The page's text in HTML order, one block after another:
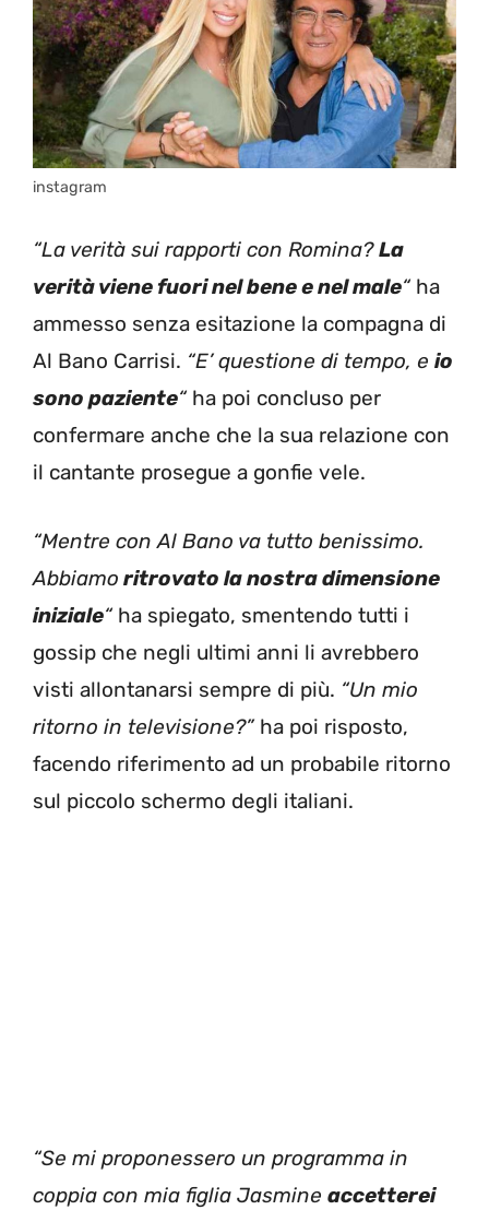
instagram
“La verità sui rapporti con Romina?La
verità viene fuori nel bene e nel male“ ha
ammesso senza esitazione la compagna di
Al Bano Carrisi. “E’ questione di tempo, e io
sono paziente“ ha poi concluso per
confermare anche che la sua relazione con
il cantante prosegue a gonfie vele.
“Mentre con Al Bano va tutto benissimo.
Abbiamo ritrovato la nostra dimensione
iniziale“ ha spiegato, smentendo tutti i
gossip che negli ultimi anni li avrebbero
visti allontanarsi sempre di più. “Un mio
ritorno in televisione?”ha poi risposto,
facendo riferimento ad un probabile ritorno
sul piccolo schermo degli italiani.
“Se mi proponessero un programma in
coppia con mia figlia Jasmine accetterei